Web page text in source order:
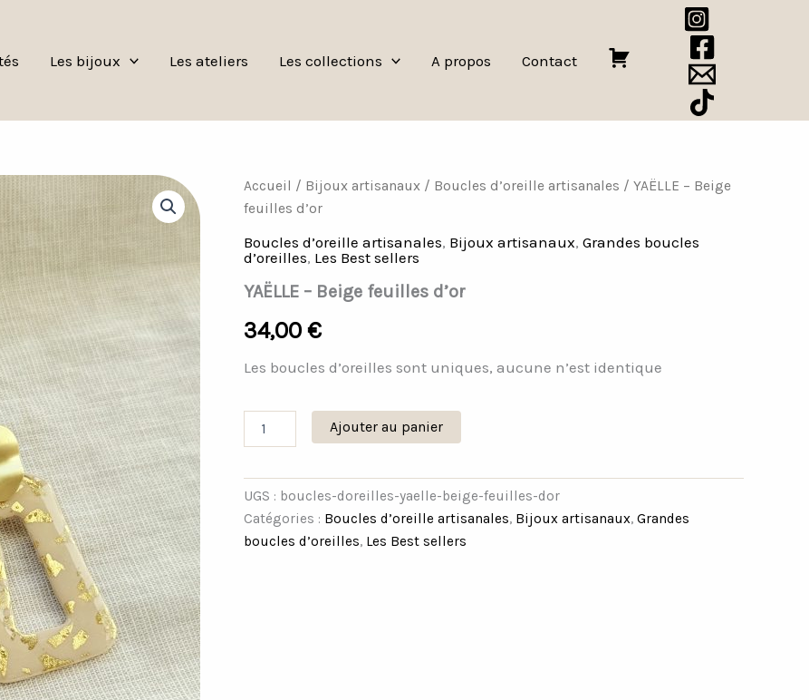
Les bijoux Les ateliers Les collections A propos Contact
P
n
Accueil / Bijoux artisanaux / Boucles d’oreille artisanales / YAËLLE – Beige
feuilles d’or
Boucles d’oreille artisanales, Bijoux artisanaux, Grandes boucles
d’oreilles, Les Best sellers
YAËLLE – Beige feuilles d’or
34,00 €
Les boucles d’oreilles sont uniques, aucune n’est identique
quantité
de
Beige
feuilles
Ajouter au panier
UGS : boucles-doreilles-yaelle-beige-feuilles-dor
Catégories : Boucles d’oreille artisanales, Bijoux artisanaux, Grandes
boucles d’oreilles, Les Best sellers